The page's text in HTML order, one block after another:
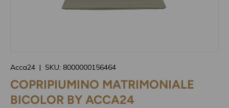
Acca24 | SKU: 8000000156464
COPRIPIUMINO MATRIMONIALE
BICOLOR BY ACCA24